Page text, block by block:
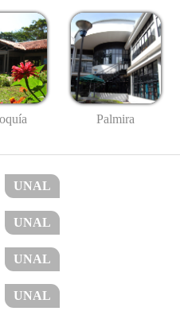
Palmira
UNAL
UNAL
UNAL
UNAL